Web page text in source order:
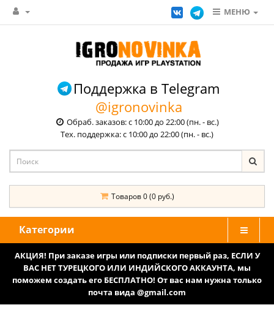
МЕНЮ
Поддержка в Telegram
@igronovinka
Обраб. заказов: с 10:00 до 22:00 (пн. - вс.)
Тех. поддержка: с 10:00 до 22:00 (пн. - вс.)
Товаров 0 (0 руб.)
Категории
АКЦИЯ! При заказе игры или подписки первый раз, ЕСЛИ У
ВАС НЕТ ТУРЕЦКОГО ИЛИ ИНДИЙСКОГО АККАУНТА, мы
поможем создать его БЕСПЛАТНО! От вас нам нужна только
почта вида @gmail.com